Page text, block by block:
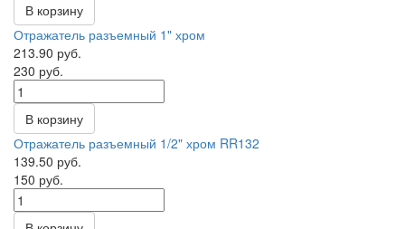
В корзину
Отражатель разъемный 1" хром
213.90 руб.
230 руб.
В корзину
Отражатель разъемный 1/2" хром RR132
139.50 руб.
150 руб.